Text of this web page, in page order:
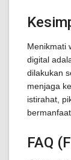
Menikmati
digital
dilakukan
menjaga
istirahat,
FAQ